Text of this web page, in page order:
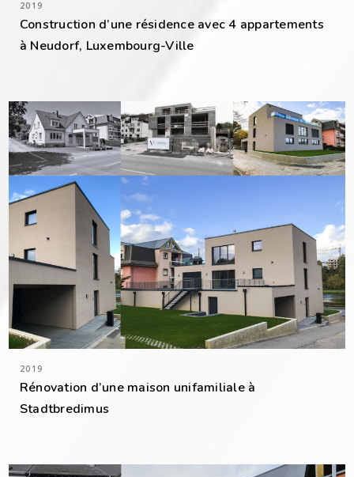
2019
Construction d’une résidence avec 4 appartements
à Neudorf, Luxembourg-Ville
2019
Rénovation d’une maison unifamiliale à
Stadtbredimus